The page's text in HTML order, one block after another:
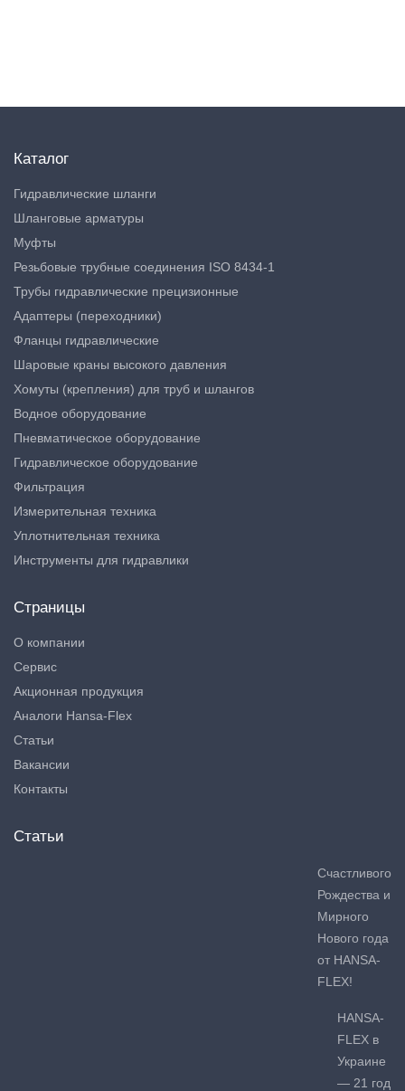
Каталог
Гидравлические шланги
Шланговые арматуры
Муфты
Резьбовые трубные соединения ISO 8434-1
Трубы гидравлические прецизионные
Адаптеры (переходники)
Фланцы гидравлические
Шаровые краны высокого давления
Хомуты (крепления) для труб и шлангов
Водное оборудование
Пневматическое оборудование
Гидравлическое оборудование
Фильтрация
Измерительная техника
Уплотнительная техника
Инструменты для гидравлики
Страницы
О компании
Сервис
Акционная продукция
Аналоги Hansa-Flex
Статьи
Вакансии
Контакты
Статьи
Счастливого
Рождества и
Мирного
Нового года
от HANSA-
FLEX!
HANSA-
FLEX в
Украине
— 21 год